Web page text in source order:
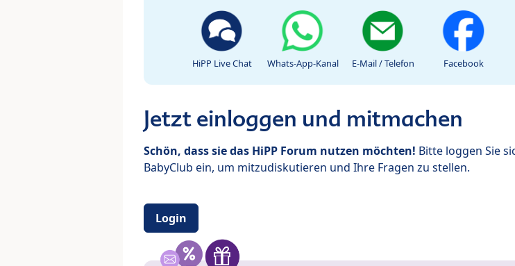
HiPP Live Chat Whats-App-Kanal E-Mail / Telefon Facebook
Jetzt einloggen und mitmachen
Schön, dass sie das HiPP Forum nutzen möchten! Bitte loggen Sie
BabyClub ein, um mitzudiskutieren und Ihre Fragen zu stellen.
Login